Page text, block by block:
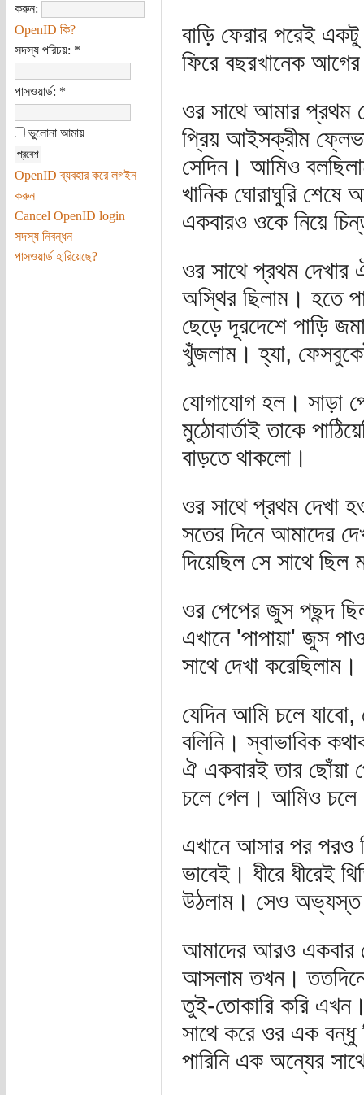
করুন:
OpenID কি?
সদস্য পরিচয়: *
পাসওয়ার্ড: *
ভুলোনা আমায়
OpenID ব্যবহার করে লগইন
করুন
Cancel OpenID login
সদস্য নিবন্ধন
পাসওয়ার্ড হারিয়েছে?
বাড়ি ফেরার পরেই
ফিরে বছরখানেক
ওর সাথে আমার
প্রিয় আইসক্রীম
সেদিন। আমিও
খানিক ঘোরাঘুরি
একবারও ওকে নিয়ে
ওর সাথে প্রথম দেখার
অস্থির ছিলাম। হতে
ছেড়ে দূরদেশে পাড়ি
খুঁজলাম। হ্যা,
যোগাযোগ হল। সাড়া
মুঠোবার্তাই তাকে
বাড়তে থাকলো।
ওর সাথে প্রথম দেখা
সতের দিনে আমাদের
দিয়েছিল সে সাথে
ওর পেপের জুস পছন্দ
এখানে 'পাপায়া' জুস
সাথে দেখা
যেদিন আমি চলে
বলিনি। স্বাভাবিক
ঐ একবারই তার ছোঁয়া
চলে গেল। আমিও
এখানে আসার পর পরও
ভাবেই। ধীরে
উঠলাম। সেও অভ্যস্ত
আমাদের আরও একবার
আসলাম তখন।
তুই-তোকারি করি
সাথে করে ওর এক
পারিনি এক অন্যের